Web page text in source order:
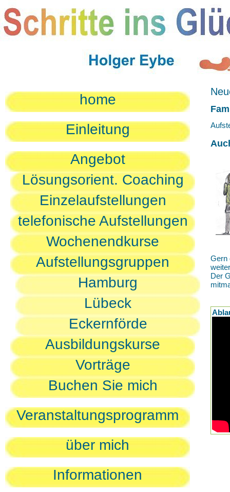
home
Einleitung
Angebot
Lösungsorient. Coaching
Einzelaufstellungen
telefonische Aufstellungen
Wochenendkurse
Aufstellungsgruppen
Hamburg
Lübeck
Eckernförde
Ausbildungskurse
Vorträge
Buchen Sie mich
Veranstaltungsprogramm
über mich
Informationen
Gern
Der